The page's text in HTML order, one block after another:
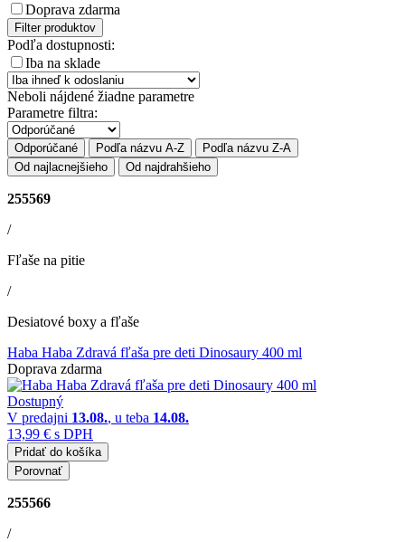
Doprava zdarma
Filter produktov
Podľa dostupnosti:
Iba na sklade
Neboli nájdené žiadne parametre
Parametre filtra:
Odporúčané Podľa názvu A-Z
Podľa názvu Z-A
Od najlacnejšieho
Od najdrahšieho
255569
/
Fľaše na pitie
/
Desiatové boxy a fľaše
Haba Haba Zdravá fľaša pre deti Dinosaury 400 ml
Doprava zdarma
Dostupný
V predajni 13.08., u teba 14.08.
13,99 € s DPH
Pridať do košíka
Porovnať
255566
/